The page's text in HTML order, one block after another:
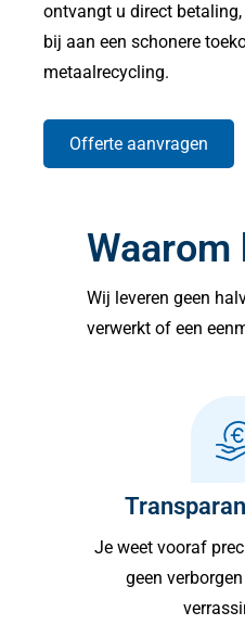
ontvangt u direct
bij aan een schonere
metaalrecycling.
Offerte aanvragen
Waarom
Wij leveren geen
verwerkt of een
Je weet vooraf
geen